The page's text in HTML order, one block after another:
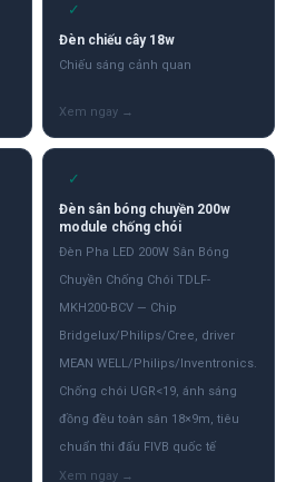
✓
Đèn chiếu cây 18w
Chiếu sáng cảnh quan
✓
Đèn sân bóng chuyền 200w
module chống chói
Đèn Pha LED 200W Sân Bóng
Chuyền Chống Chói TDLF-
MKH200-BCV — Chip
Bridgelux/Philips/Cree, driver
MEAN WELL/Philips/Inventronics.
Chống chói UGR<19, ánh sáng
đồng đều toàn sân 18×9m, tiêu
chuẩn thi đấu FIVB quốc tế